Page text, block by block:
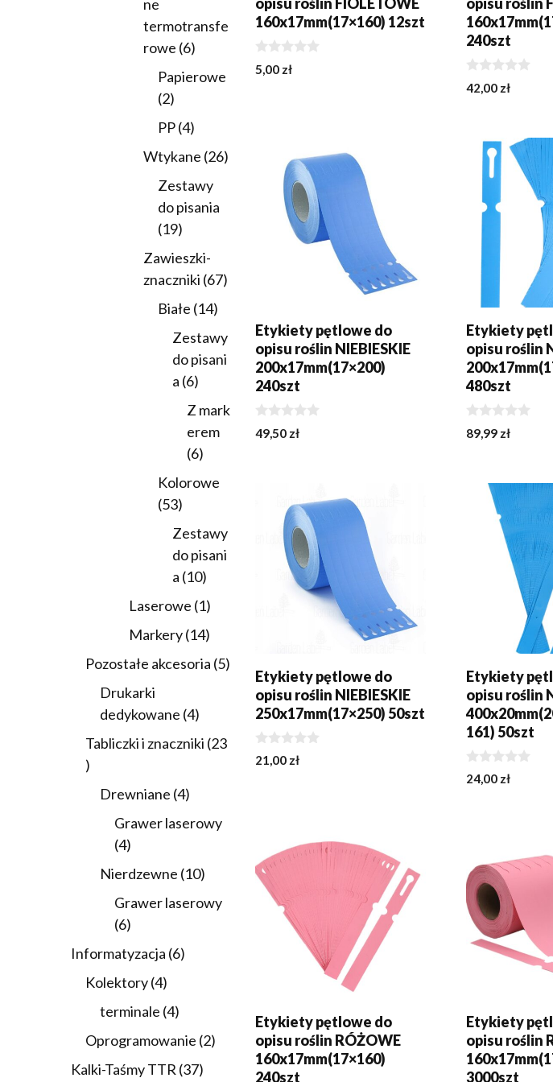
160x17mm(17×160) 12szt
0
z
5,00 zł
240szt
0
z
42,00 zł
Etykiety pętlowe do
opisu roślin NIEBIESKIE
200x17mm(17×200)
240szt
0
z
49,50 zł
Etykiety
opisu roślin
480szt
0
z
89,99 zł
Etykiety pętlowe do
opisu roślin NIEBIESKIE
250x17mm(17×250) 50szt
0
z
21,00 zł
Etykiety
opisu roślin
161) 50szt
0
z
24,00 zł
Etykiety pętlowe do
opisu roślin RÓŻOWE
160x17mm(17×160)
240szt
Etykiety
opisu roślin
3000szt
ne
termotransfe
rowe 66
produktów
Papierowe
22
produkty
PP 44
produkty
Wtykane 2626
produktów
Zestawy
do pisania
1919
produktów
Zawieszki-
znaczniki 6767
Białe 1414
produktów
Zestawy
do pisani
a 66
produktów
Z mark
erem
66
Kolorowe
5353
produkty
Zestawy
do pisani
a 1010
produktów
Laserowe 11
produkt
Markery 1414
produktów
Pozostałe akcesoria 55
produktów
Drukarki
dedykowane 44
produkty
Tabliczki i znaczniki 23
23
produkty
Drewniane 44
Grawer laserowy
44
produkty
Nierdzewne 1010
produktów
Grawer laserowy
66
produktów
Informatyzacja 66
Kolektory 44
produkty
terminale 44
produkty
Oprogramowanie 22
produkty
Kalki-Taśmy TTR 3737